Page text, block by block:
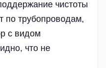
чистоты
по трубопроводам,
с видом
что не